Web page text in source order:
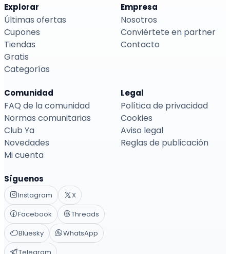
Explorar
Últimas ofertas
Cupones
Tiendas
Gratis
Categorías
Empresa
Nosotros
Conviértete en partner
Contacto
Comunidad
FAQ de la comunidad
Normas comunitarias
Club Ya
Novedades
Mi cuenta
Legal
Política de privacidad
Cookies
Aviso legal
Reglas de publicación
Síguenos
Instagram
X
Facebook
Threads
Bluesky
WhatsApp
Telegram